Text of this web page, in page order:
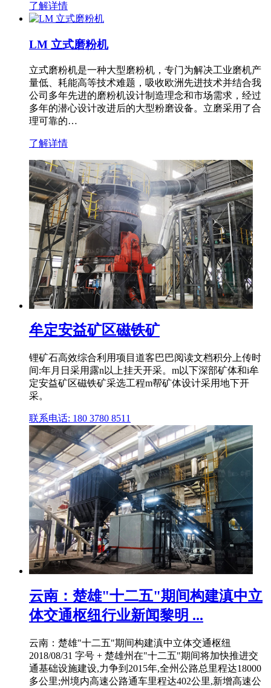
了解详情
LM 立式磨粉机
立式磨粉机是一种大型磨粉机，专门为解决工业磨机产
量低、耗能高等技术难题，吸收欧洲先进技术并结合我
公司多年先进的磨粉机设计制造理念和市场需求，经过
多年的潜心设计改进后的大型粉磨设备。立磨采用了合
理可靠的…
了解详情
牟定安益矿区磁铁矿
锂矿石高效综合利用项目道客巴巴阅读文档积分上传时
间:年月日采用露n以上挂天开采。m以下深部矿体和i牟
定安益矿区磁铁矿采选工程m帮矿体设计采用地下开
采。
联系电话: 180 3780 8511
云南：楚雄"十二五"期间构建滇中立
体交通枢纽行业新闻黎明 ...
云南：楚雄"十二五"期间构建滇中立体交通枢纽
2018/08/31 字号 + 楚雄州在"十二五"期间将加快推进交
通基础设施建设,力争到2015年,全州公路总里程达18000
多公里;州境内高速公路通车里程达402公里,新增高速公